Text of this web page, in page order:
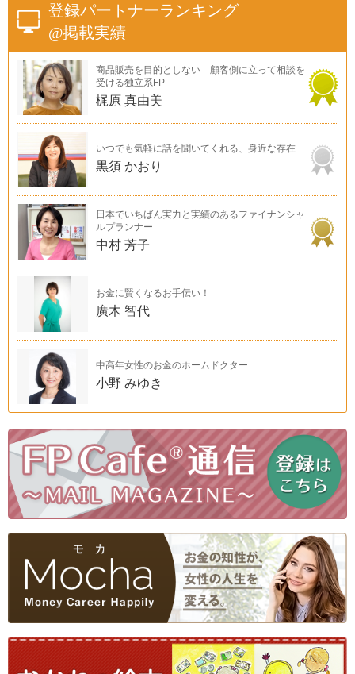
登録パートナーランキング
@掲載実績
商品販売を目的としない 顧客側に立って相談を
受ける独立系FP
梶原 真由美
いつでも気軽に話を聞いてくれる、身近な存在
黒須 かおり
日本でいちばん実力と実績のあるファイナンシャ
ルプランナー
中村 芳子
お金に賢くなるお手伝い！
廣木 智代
中高年女性のお金のホームドクター
小野 みゆき